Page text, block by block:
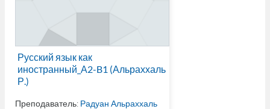
Русский язык как
иностранный_А2-B1 (Альраххаль
Р.)
Преподаватель: Радуан Альраххаль